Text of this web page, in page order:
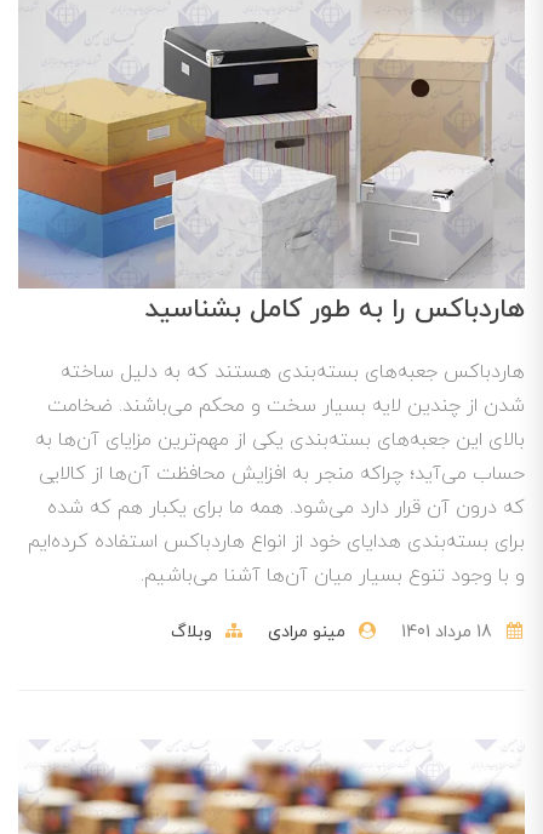
هاردباکس را به طور کامل بشناسید
هاردباکس جعبه‌های بسته‌بندی هستند که به دلیل ساخته
شدن از چندین لایه بسیار سخت و محکم می‌باشند. ضخامت
بالای این جعبه‌های بسته‌بندی یکی از مهم‌ترین مزایای آن‌ها به
حساب می‌آید؛ چراکه منجر به افزایش محافظت آن‌ها از کالایی
که درون آن قرار دارد می‌شود. همه ما برای یکبار هم که شده
برای بسته‌بندی هدایای خود از انواع هاردباکس استفاده کرده‌ایم
و با وجود تنوع بسیار میان آن‌ها آشنا می‌باشیم.
مینو مرادی وبلاگ